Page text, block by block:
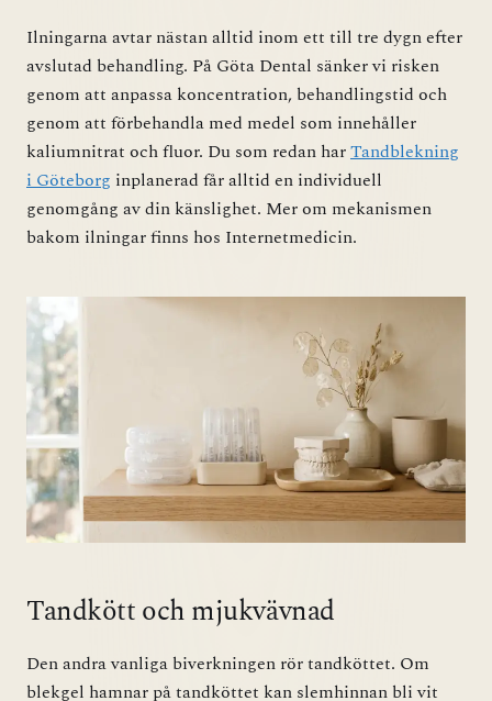
Ilningarna avtar nästan alltid inom ett till tre dygn efter
avslutad behandling. På Göta Dental sänker vi risken
genom att anpassa koncentration, behandlingstid och
genom att förbehandla med medel som innehåller
kaliumnitrat och fluor. Du som redan harTandblekning
i Göteborg inplanerad får alltid en individuell
genomgång av din känslighet. Mer om mekanismen
bakom ilningar finns hos Internetmedicin.
Tandkött och mjukvävnad
Den andra vanliga biverkningen rör tandköttet. Om
blekgel hamnar på tandköttet kan slemhinnan bli vit